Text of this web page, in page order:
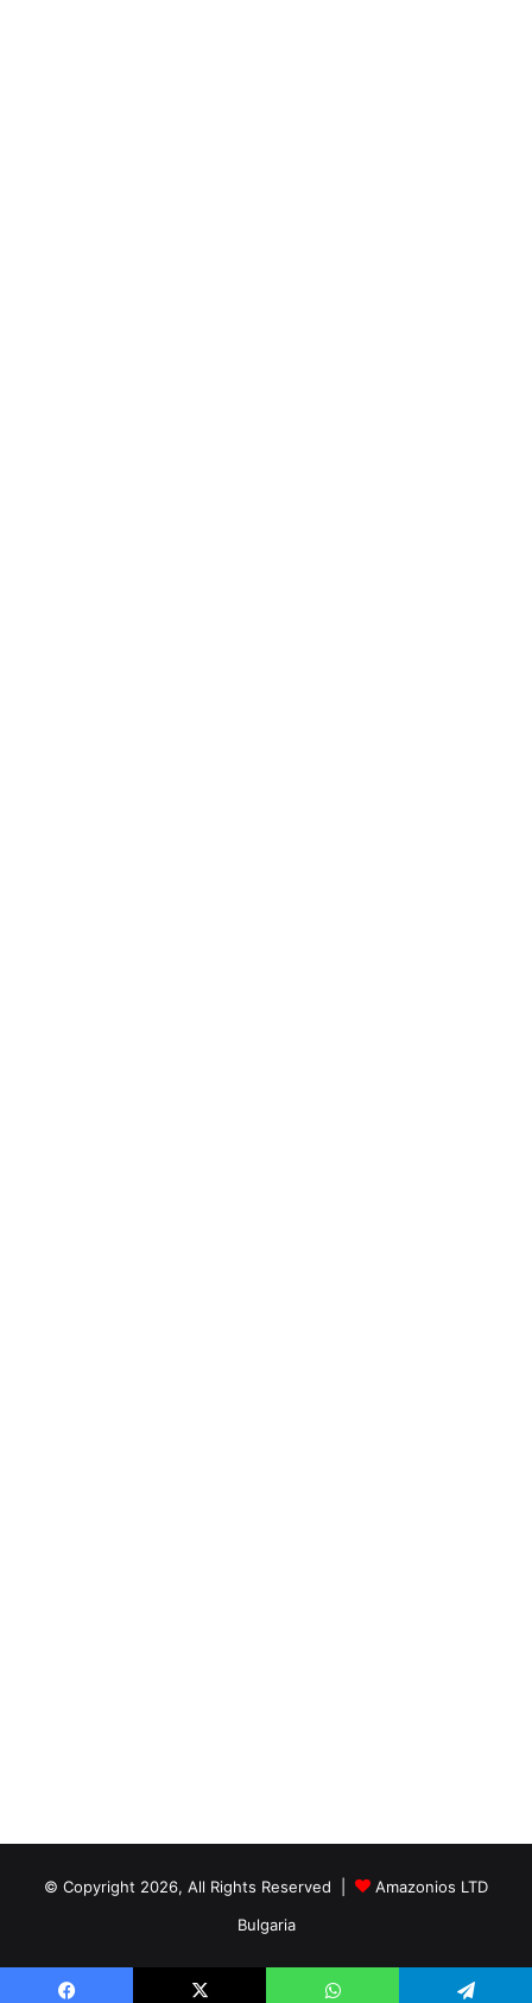
© Copyright 2026, All Rights Reserved |
Amazonios LTD
Bulgaria